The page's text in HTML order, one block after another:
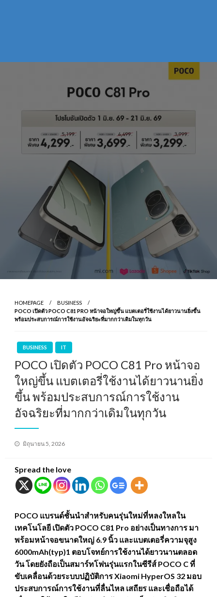
HOMEPAGE
BUSINESS
POCO เปิดตัว POCO C81 PRO หน้าจอใหญ่ขึ้น แบตเตอรี่ใช้งานได้ยาวนานยิ่งขึ้น
พร้อมประสบการณ์การใช้งานอัจฉริยะที่มากกว่าเดิมในทุกวัน
BUSINESS IT
POCO เปิดตัว POCO C81 Pro หน้าจอ
ใหญ่ขึ้น แบตเตอรี่ใช้งานได้ยาวนานยิ่ง
ขึ้น พร้อมประสบการณ์การใช้งาน
อัจฉริยะที่มากกว่าเดิมในทุกวัน
Posted
มิถุนายน 5, 2026
Spread the love
POCO แบรนด์ชั้นนำสำหรับคนรุ่นใหม่ที่หลงใหลใน
เทคโนโลยี เปิดตัว POCO C81 Pro อย่างเป็นทางการ มา
พร้อมหน้าจอขนาดใหญ่ 6.9 นิ้ว และแบตเตอรี่ความจุสูง
6000mAh(typ)1 ตอบโจทย์การใช้งานได้ยาวนานตลอด
วัน โดยยังถือเป็นสมาร์ทโฟนรุ่นแรกในซีรีส์ POCO C ที่
ขับเคลื่อนด้วยระบบปฏิบัติการ Xiaomi HyperOS 32 มอบ
ประสบการณ์การใช้งานที่ลื่นไหล เสถียร และเชื่อถือได้